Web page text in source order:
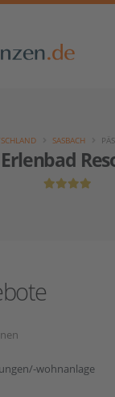
Erlenbad
SASBACH
wohnanlage